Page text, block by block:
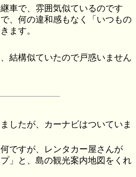
車で、雰囲気似ているのです
、何の違和感もなく「いつもの
ます。
結構似ていたので戸惑いません
したが、カーナビはついていま
ですが、レンタカー屋さんが
プ」と、島の観光案内地図をくれ